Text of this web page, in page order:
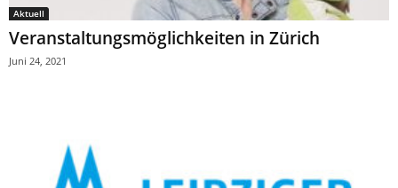
Aktuell
Veranstaltungsmöglichkeiten in Zürich
Juni 24, 2021